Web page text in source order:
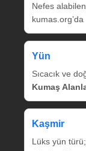
Nefes
kumas.org’da
Yün
Sıcacık ve
Kumaş
Kaşmir
Lüks yün